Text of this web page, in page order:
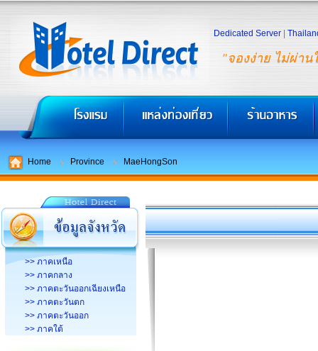
"จองง่าย ไม่ผ่าน
Dedicated Server
Home Province MaeHongSon
>> ภาคเหนือ
>> ภาคกลาง
>> ภาคตะวันออกเฉียงเหนือ
>> ภาคตะวันตก
>> ภาคตะวันออก
>> ภาคใต้